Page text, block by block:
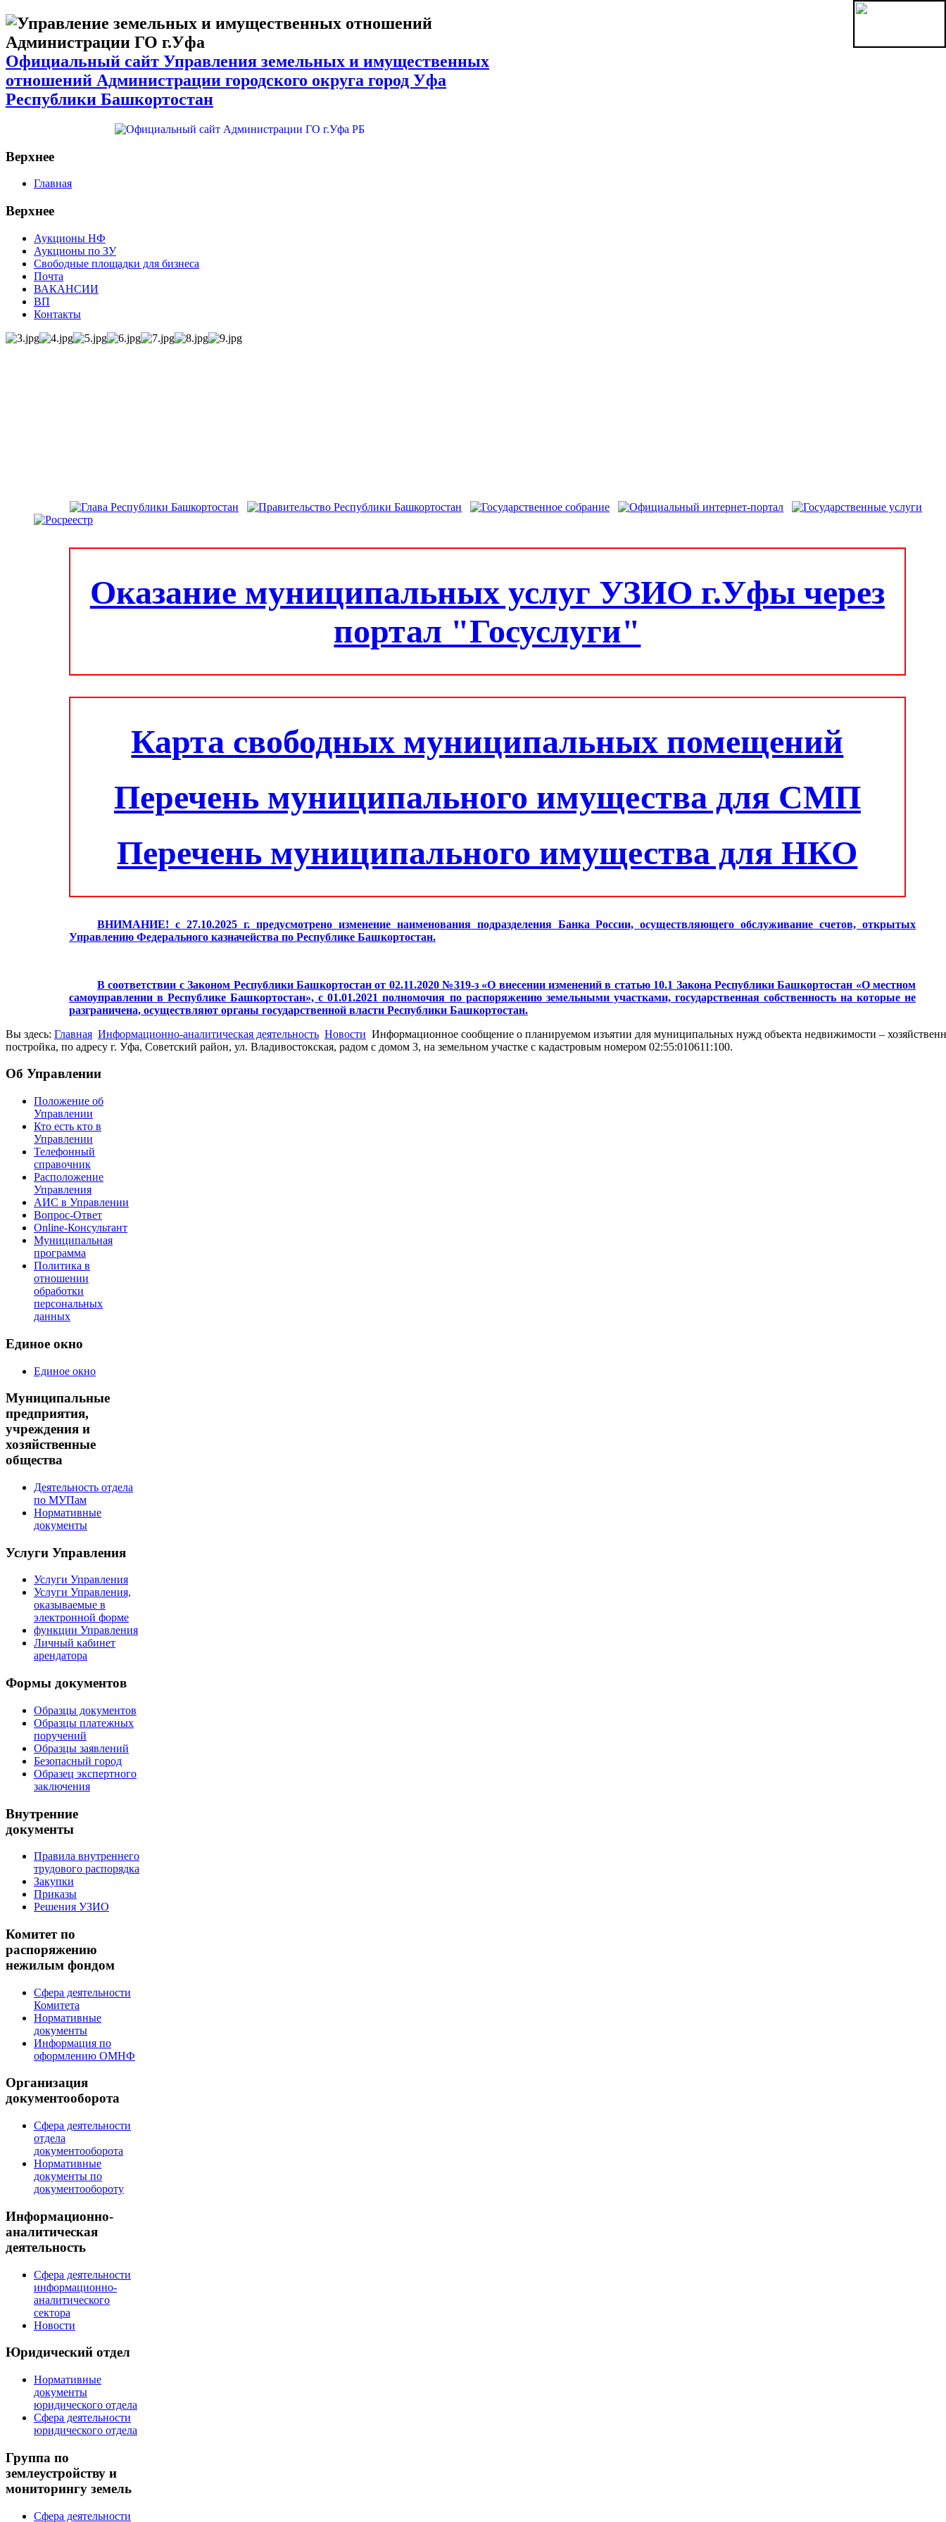
Официальный сайт Управления земельных и имущественных
отношений Администрации городского округа город Уфа
Республики Башкортостан
Верхнее
Главная
Верхнее
Аукционы НФ
Аукционы по ЗУ
Свободные площадки для бизнеса
Почта
ВАКАНСИИ
ВП
Контакты
Оказание муниципальных услуг УЗИО г.Уфы через
портал "Госуслуги"
Карта свободных муниципальных помещений
Перечень муниципального имущества для СМП
Перечень муниципального имущества для НКО
ВНИМАНИЕ! с 27.10.2025 г. предусмотрено изменение наименования подразделения Банка России, осуществляющего обслуживание счетов, открытых
Управлению Федерального казначейства по Республике Башкортостан.
В соответствии с Законом Республики Башкортостан от 02.11.2020 №319-з «О внесении изменений в статью 10.1 Закона Республики Башкортостан «О местном
самоуправлении в Республике Башкортостан», с 01.01.2021 полномочия по распоряжению земельными участками, государственная собственность на которые не
разграничена, осуществляют органы государственной власти Республики Башкортостан.
Вы здесь: Главная Информационно-аналитическая деятельность Новости Информационное сообщение о планируемом изъятии для муниципальных нужд объекта недвижимости –
постройка, по адресу г. Уфа, Советский район, ул. Владивостокская, радом с домом 3, на земельном участке с кадастровым номером 02:55:010611:100.
Об Управлении
Положение об
Управлении
Кто есть кто в
Управлении
Телефонный
справочник
Расположение
Управления
АИС в Управлении
Вопрос-Ответ
Online-Консультант
Муниципальная
программа
Политика в
отношении
обработки
персональных
данных
Единое окно
Единое окно
Муниципальные
предприятия,
учреждения и
хозяйственные
общества
Деятельность отдела
по МУПам
Нормативные
документы
Услуги Управления
Услуги Управления
Услуги Управления,
оказываемые в
электронной форме
функции Управления
Личный кабинет
арендатора
Формы документов
Образцы документов
Образцы платежных
поручений
Образцы заявлений
Безопасный город
Образец экспертного
заключения
Внутренние
документы
Правила внутреннего
трудового распорядка
Закупки
Приказы
Решения УЗИО
Комитет по
распоряжению
нежилым фондом
Сфера деятельности
Комитета
Нормативные
документы
Информация по
оформлению ОМНФ
Организация
документооборота
Сфера деятельности
отдела
документооборота
Нормативные
документы по
документообороту
Информационно-
аналитическая
деятельность
Сфера деятельности
информационно-
аналитического
сектора
Новости
Юридический отдел
Нормативные
документы
юридического отдела
Сфера деятельности
юридического отдела
Группа по
землеустройству и
мониторингу земель
Сфера деятельности